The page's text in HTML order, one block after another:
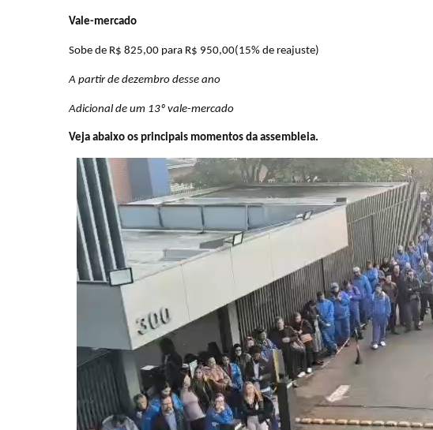
Vale-mercado
Sobe de R$ 825,00 para R$ 950,00(15% de reajuste)
A partir de dezembro desse ano
Adicional de um 13º vale-mercado
Veja abaixo os principais momentos da assembleia.